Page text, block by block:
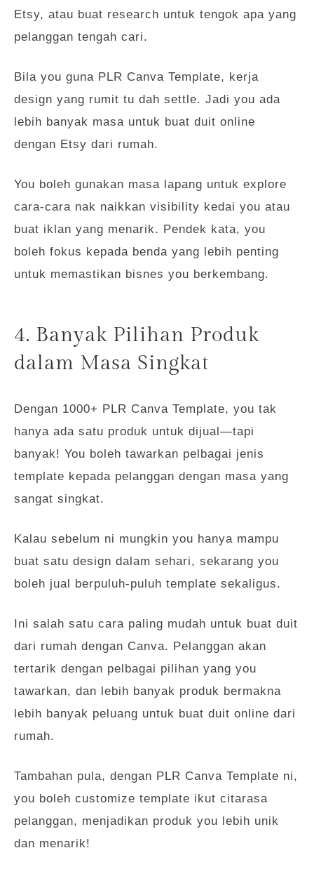
Etsy, atau buat research untuk tengok apa yang
pelanggan tengah cari.
Bila you guna PLR Canva Template, kerja
design yang rumit tu dah settle. Jadi you ada
lebih banyak masa untuk buat duit online
dengan Etsy dari rumah.
You boleh gunakan masa lapang untuk explore
cara-cara nak naikkan visibility kedai you atau
buat iklan yang menarik. Pendek kata, you
boleh fokus kepada benda yang lebih penting
untuk memastikan bisnes you berkembang.
4. Banyak Pilihan Produk
dalam Masa Singkat
Dengan 1000+ PLR Canva Template, you tak
hanya ada satu produk untuk dijual—tapi
banyak! You boleh tawarkan pelbagai jenis
template kepada pelanggan dengan masa yang
sangat singkat.
Kalau sebelum ni mungkin you hanya mampu
buat satu design dalam sehari, sekarang you
boleh jual berpuluh-puluh template sekaligus.
Ini salah satu cara paling mudah untuk buat duit
dari rumah dengan Canva. Pelanggan akan
tertarik dengan pelbagai pilihan yang you
tawarkan, dan lebih banyak produk bermakna
lebih banyak peluang untuk buat duit online dari
rumah.
Tambahan pula, dengan PLR Canva Template ni,
you boleh customize template ikut citarasa
pelanggan, menjadikan produk you lebih unik
dan menarik!